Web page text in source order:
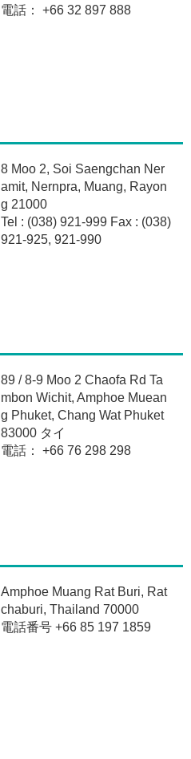
電話： +66 32 897 888
8 Moo 2, Soi Saengchan Ner
amit, Nernpra, Muang, Rayon
g 21000
Tel : (038) 921-999 Fax : (038)
921-925, 921-990
89 / 8-9 Moo 2 Chaofa Rd Ta
mbon Wichit, Amphoe Muean
g Phuket, Chang Wat Phuket
83000 タイ
電話： +66 76 298 298
Amphoe Muang Rat Buri, Rat
chaburi, Thailand 70000
電話番号 +66 85 197 1859